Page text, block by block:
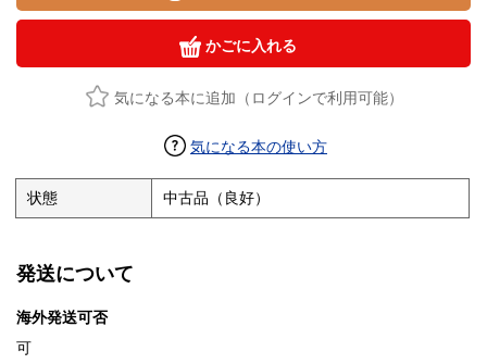
かごに入れる
気になる本に追加（ログインで利用可能）
気になる本の使い方
状態 中古品（良好）
発送について
海外発送可否
可